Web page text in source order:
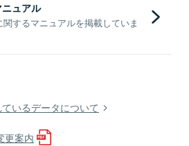
ュアル
するマニュアルを掲載していま
いるデータについて
更案内